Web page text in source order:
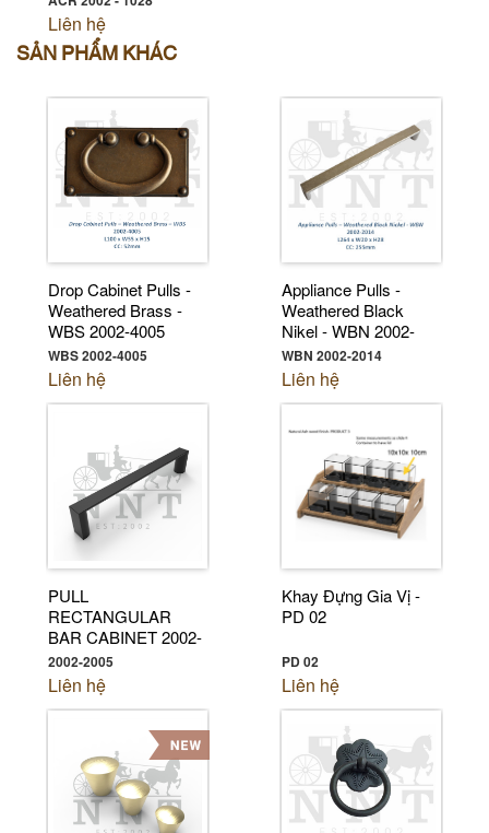
Liên hệ
SẢN PHẨM KHÁC
Drop Cabinet Pulls -
Weathered Brass -
WBS 2002-4005
WBS 2002-4005
Liên hệ
Appliance Pulls -
Weathered Black
Nikel - WBN 2002-
2014
WBN 2002-2014
Liên hệ
PULL
RECTANGULAR
BAR CABINET 2002-
2005
2002-2005
Liên hệ
Khay Đựng Gia Vị -
PD 02
PD 02
Liên hệ